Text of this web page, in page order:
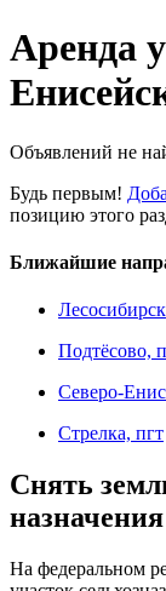
Аренда
Объявлений не
Будь первым!
позицию этого
Ближайшие
Лесосибирск
Подтёсово,
Северо-
Стрелка, пгт
Снять
На федеральном